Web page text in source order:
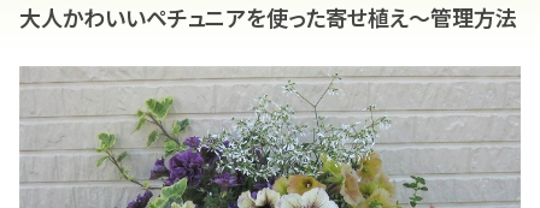
大人かわいいペチュニアを使った寄せ植え～管理方法